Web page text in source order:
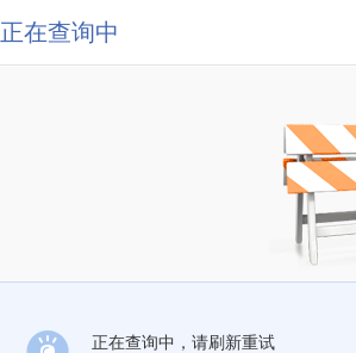
正在查询中
正在查询中，请刷新重试